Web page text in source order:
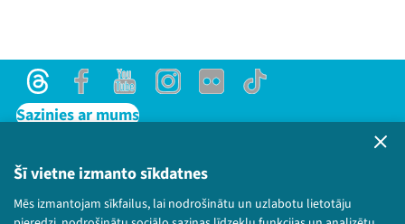
Šī vietne izmanto sīkdatnes
Mēs izmantojam sīkfailus, lai nodrošinātu un uzlabotu lietotāju
ThreadsFacebookYoutubeInstagram
Flick TikTok
Sazinies ar mums
Lietošanas noteikumi un sīkdatņu politika
Bērnu aizsardzības politika
© 2026 Sarunu festivāls LAMPA Visas tiesības